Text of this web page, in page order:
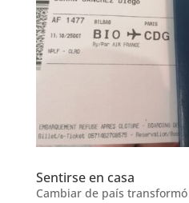
Sentirse en casa
Cambiar de país